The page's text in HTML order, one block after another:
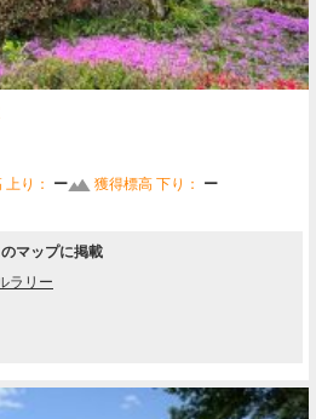
り： ー 獲得標高 下り：
ー
マップに掲載
ラリー